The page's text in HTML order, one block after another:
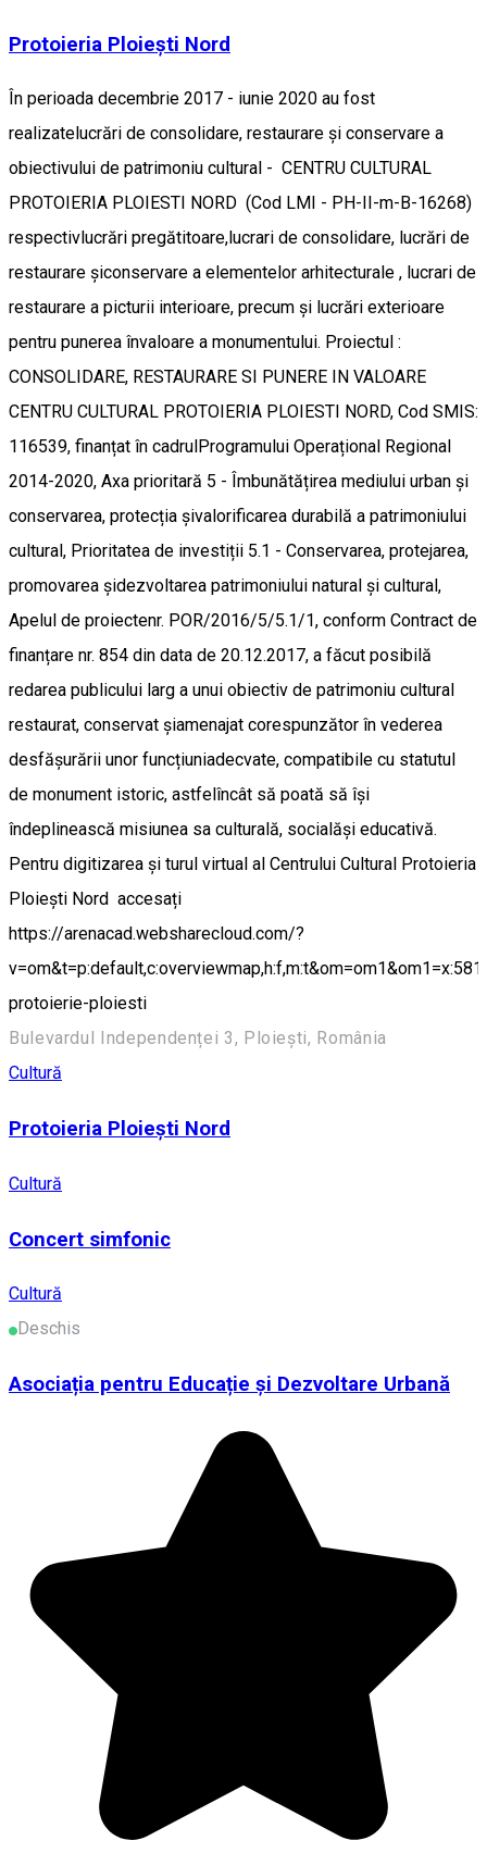
Protoieria Ploiești Nord
În perioada decembrie 2017 - iunie 2020 au fost
realizatelucrări de consolidare, restaurare și conservare a
obiectivului de patrimoniu cultural - CENTRU CULTURAL
PROTOIERIA PLOIESTI NORD (Cod LMI - PH-II-m-B-16268)
respectivlucrări pregătitoare,lucrari de consolidare, lucrări de
restaurare șiconservare a elementelor arhitecturale , lucrari de
restaurare a picturii interioare, precum și lucrări exterioare
pentru punerea învaloare a monumentului. Proiectul :
CONSOLIDARE, RESTAURARE SI PUNERE IN VALOARE
CENTRU CULTURAL PROTOIERIA PLOIESTI NORD, Cod SMIS:
116539, finanțat în cadrulProgramului Operațional Regional
2014-2020, Axa prioritară 5 - Îmbunătățirea mediului urban și
conservarea, protecția șivalorificarea durabilă a patrimoniului
cultural, Prioritatea de investiții 5.1 - Conservarea, protejarea,
promovarea șidezvoltarea patrimoniului natural și cultural,
Apelul de proiectenr. POR/2016/5/5.1/1, conform Contract de
finanțare nr. 854 din data de 20.12.2017, a făcut posibilă
redarea publicului larg a unui obiectiv de patrimoniu cultural
restaurat, conservat șiamenajat corespunzător în vederea
desfășurării unor funcțiuniadecvate, compatibile cu statutul
de monument istoric, astfelîncât să poată să își
îndeplinească misiunea sa culturală, socialăși educativă.
Pentru digitizarea și turul virtual al Centrului Cultural Protoieria
Ploiești Nord accesați
https://arenacad.websharecloud.com/?
protoierie-ploiesti
Bulevardul Independenței 3, Ploiești, România
Cultură
Protoieria Ploiești Nord
Cultură
Concert simfonic
Cultură
Deschis
Asociația pentru Educație și Dezvoltare Urbană